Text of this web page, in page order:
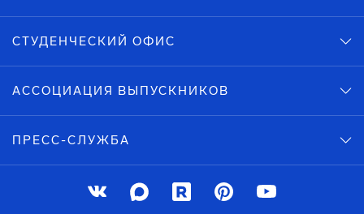
СТУДЕНЧЕСКИЙ ОФИС
АССОЦИАЦИЯ ВЫПУСКНИКОВ
ПРЕСС-СЛУЖБА